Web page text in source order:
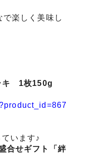
楽しく美味し
キ 1枚150g
います♪
合せギフト「絆